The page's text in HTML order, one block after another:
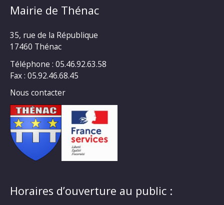
Mairie de Thénac
35, rue de la République
17460 Thénac
Téléphone : 05.46.92.63.58
Fax : 05.92.46.68.45
Nous contacter
Horaires d’ouverture au public :